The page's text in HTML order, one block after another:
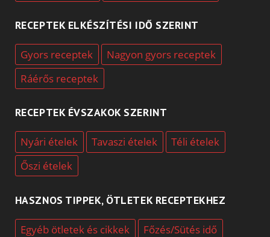
RECEPTEK ELKÉSZÍTÉSI IDŐ SZERINT
Gyors receptek
Nagyon gyors receptek
Ráérős receptek
RECEPTEK ÉVSZAKOK SZERINT
Nyári ételek Tavaszi ételek
Téli ételek
Őszi ételek
HASZNOS TIPPEK, ÖTLETEK RECEPTEKHEZ
Egyéb ötletek és cikkek
Főzés/Sütés idő